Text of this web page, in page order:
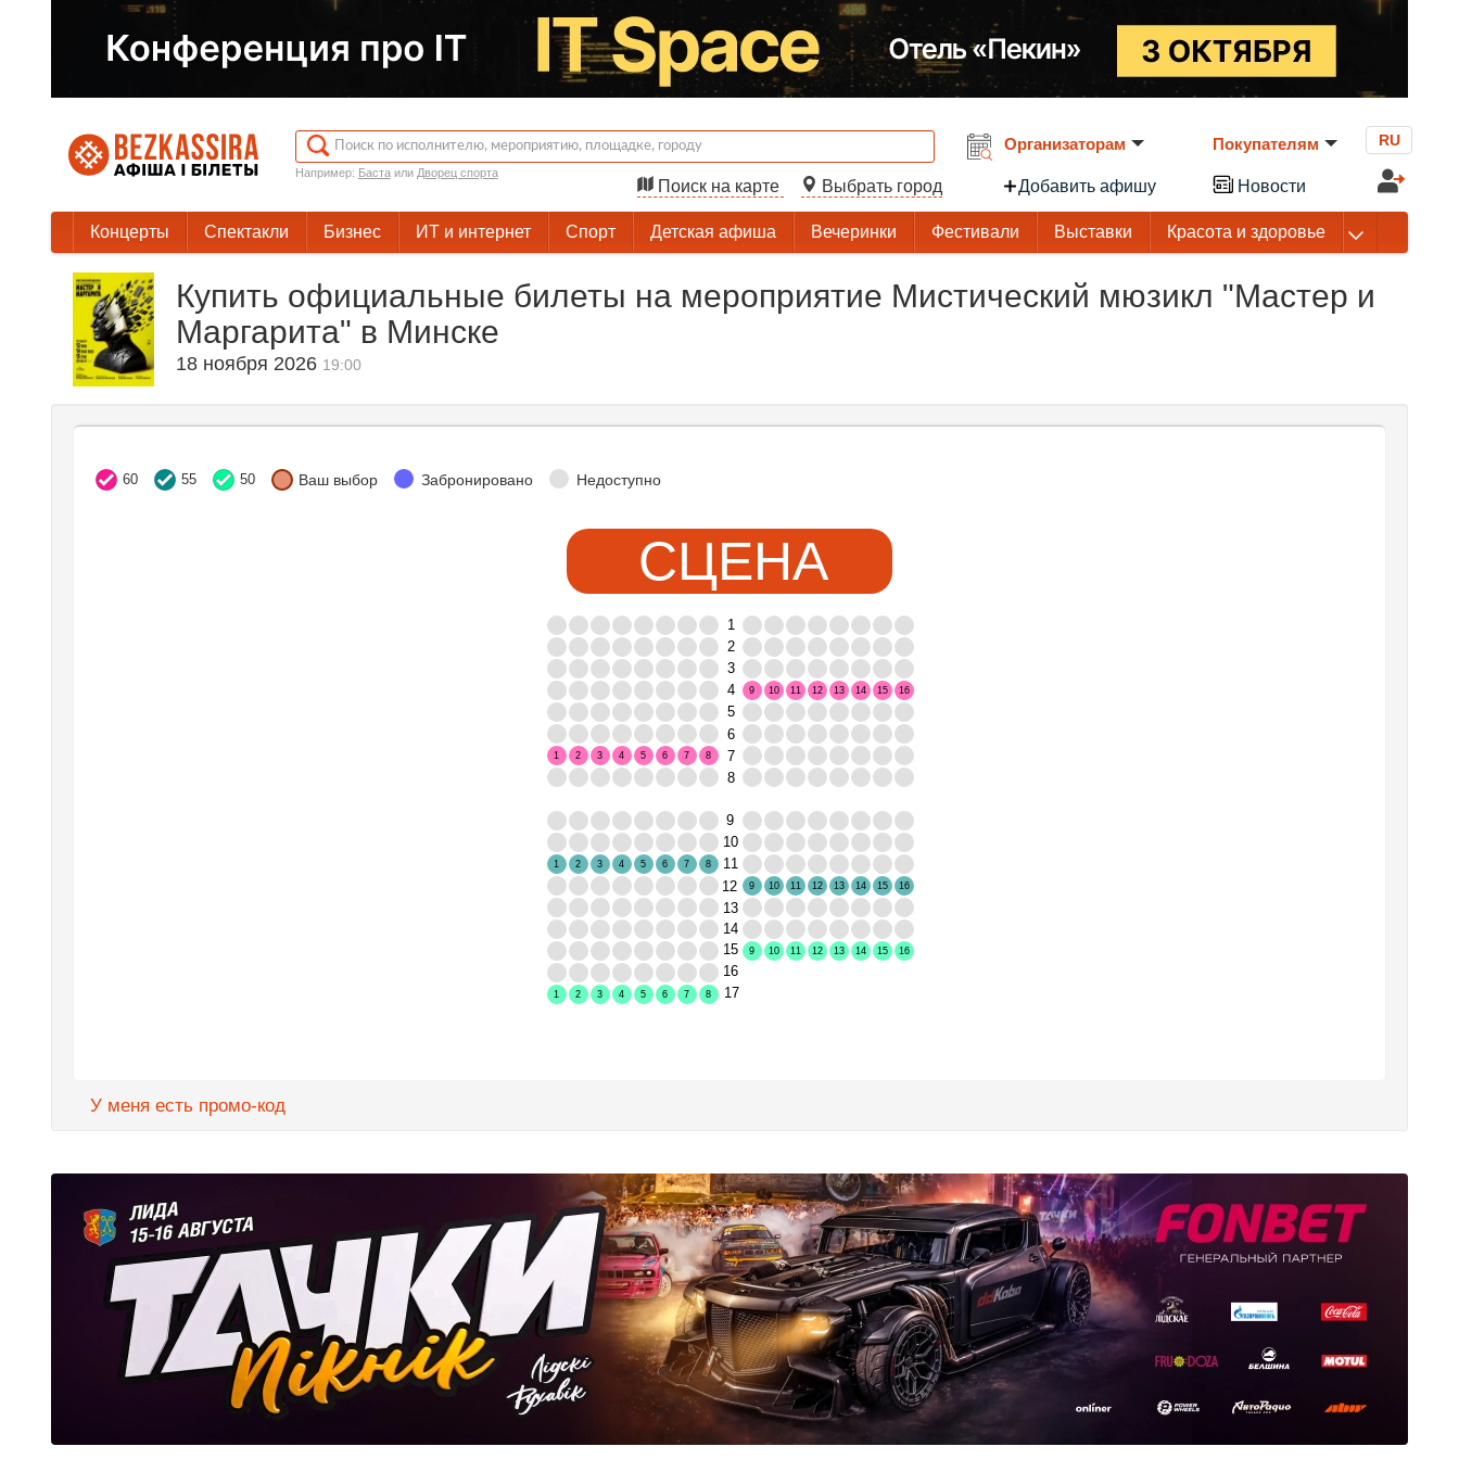
Например: Бастаили Дворец спорта
Поиск на карте Выбрать город
Организаторам
Добавить афишу
Покупателям
Новости
RU
Концерты Спектакли Бизнес ИТ и интернет Спорт Детская афиша Вечеринки Фестивали Выставки Красота и здоровье
Купить официальные билеты на мероприятие Мистический мюзикл "Мастер и
Маргарита" в Минске
18 ноября 2026 19:00
60 55 50 Ваш выбор Забронировано Недоступно
СЦЕНА
9 10 11 12 13 14 15 16
1 2 3 4 5 6 7 8
1 2 3 4 5 6 7
8
9
10 11 12 13 14 15 16
9 10 11 12 13 14 15 16
1 2 3 4 5 6 7 8
1
2
3
4
5
6
7
8
9
10
11
12
13
14
15
16
17
У меня есть промо-код